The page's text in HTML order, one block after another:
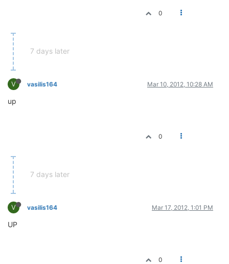
0
7 days later
V vasilis164 Mar 10, 2012, 10:28 AM
up
0
7 days later
V vasilis164 Mar 17, 2012, 1:01 PM
UP
0